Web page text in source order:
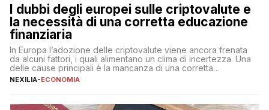
I dubbi degli europei sulle criptovalute e
la necessità di una corretta educazione
finanziaria
In Europa l’adozione delle criptovalute viene ancora frenata
da alcuni fattori, i quali alimentano un clima di incertezza. Una
delle cause principali è la mancanza di una corretta
educazione finanziaria, che impedisce ad una larga parte della
sulle criptovalute: […]
NEXILIA-ECONOMIA